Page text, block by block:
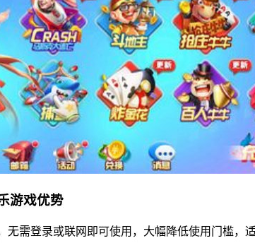
游戏优势
无需登录或联网即可使用，大幅降低使用门槛，